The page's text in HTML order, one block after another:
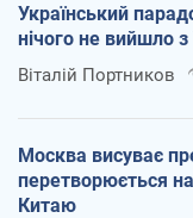
Український
нічого не вийшло
Віталій Портников
Москва висуває
перетворюється на
Китаю